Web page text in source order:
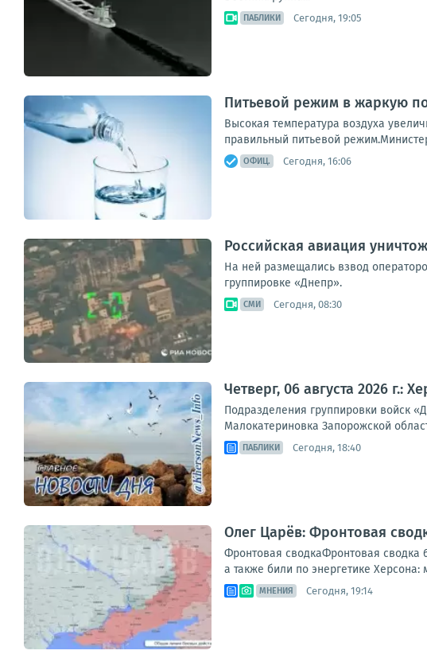
ПАБЛИКИ Сегодня, 19:05
Питьевой режим в жаркую
Высокая температура воздуха
правильный питьевой
ОФИЦ. Сегодня, 16:06
Российская авиация
На ней размещались взвод
группировке «Днепр».
СМИ Сегодня, 08:30
Четверг, 06 августа 2026 г.:
Подразделения группировки войск
Малокатериновка Запорожской
ПАБЛИКИ Сегодня, 18:40
Олег Царёв: Фронтовая
Фронтовая сводкаФронтовая сводка
а также били по энергетике Херсона:
МНЕНИЯ Сегодня, 19:14